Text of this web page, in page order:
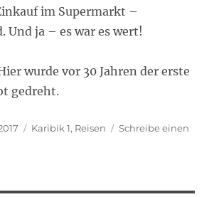
im Supermarkt –
Und ja – es war es wert!
wurde vor 30 Jahren der erste
gedreht.
Kategorien
Karibik 1, Reisen
Schreibe einen